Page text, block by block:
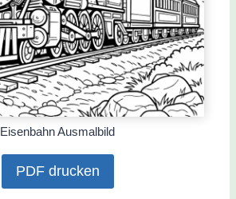
Eisenbahn Ausmalbild
PDF drucken